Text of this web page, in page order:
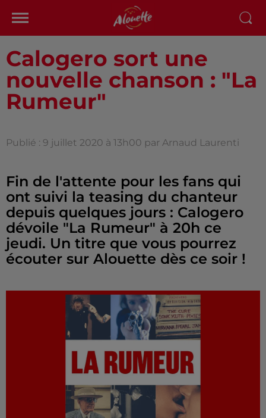
Calogero sort une
nouvelle chanson : "La
Rumeur"
Publié : 9 juillet 2020 à 13h00 par Arnaud Laurenti
Fin de l'attente pour les fans qui
ont suivi la teasing du chanteur
depuis quelques jours : Calogero
dévoile "La Rumeur" à 20h ce
jeudi. Un titre que vous pourrez
écouter sur Alouette dès ce soir !